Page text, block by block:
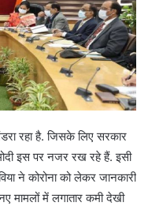
रहा है. जिसके लिए सरकार
इस पर नजर रख रहे हैं. इसी
ने कोरोना को लेकर जानकारी
मामलों में लगातार कमी देखी